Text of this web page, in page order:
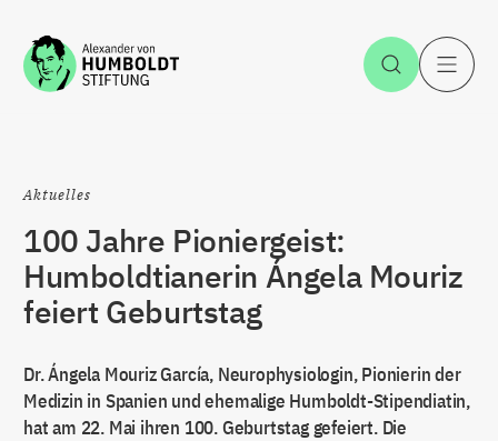
Zum Inhalt springen Suche
Aktuelles
100 Jahre Pioniergeist:
Humboldtianerin Ángela Mouriz
feiert Geburtstag
Dr. Ángela Mouriz García, Neurophysiologin, Pionierin der
Medizin in Spanien und ehemalige Humboldt-Stipendiatin,
hat am 22. Mai ihren 100. Geburtstag gefeiert. Die